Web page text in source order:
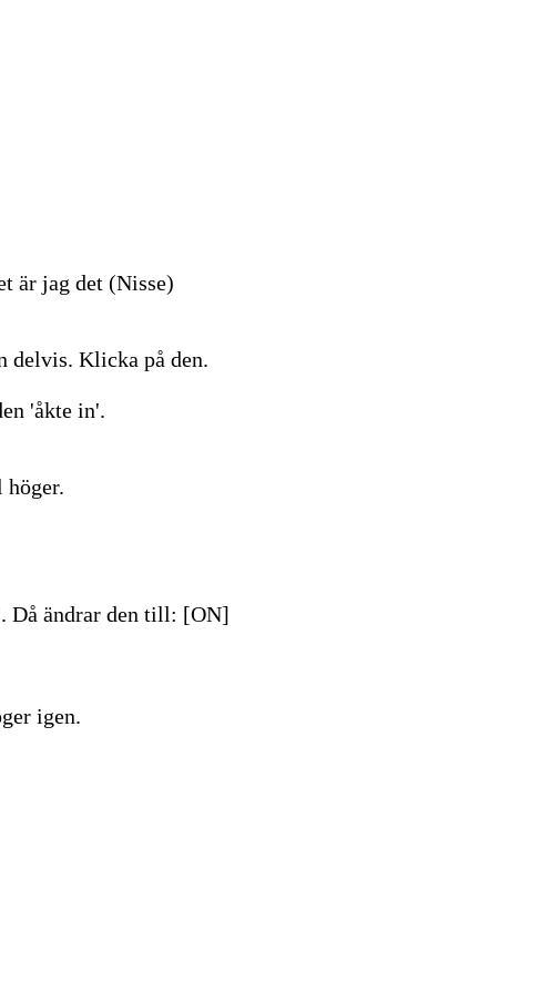
är jag det (Nisse)
delvis. Klicka på den.
'åkte in'.
Då ändrar den till: [ON]
igen.